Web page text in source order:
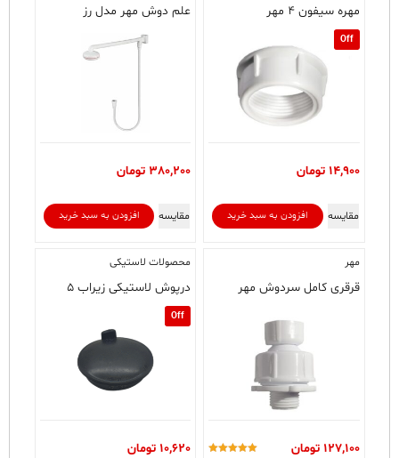
مهره سیفون ۴ مهر
Off
14,900 تومان
افزودن به سبد خرید مقایسه
علم دوش مهر مدل رز
380,200 تومان
افزودن به سبد خرید مقایسه
مهر
قرقری کامل سردوش مهر
127,100 تومان
محصولات لاستیکی
درپوش لاستیکی زیراب ۵
Off
10,620 تومان